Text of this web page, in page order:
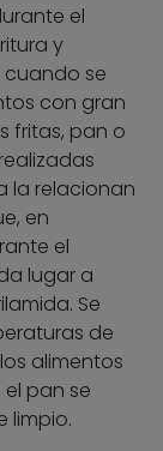
el
y
cuando se
con gran
fritas, pan o
la relacionan
en
el
lugar a
Se
de
alimentos
el pan se
limpio.